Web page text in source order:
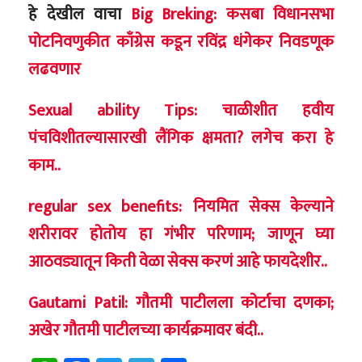
हे देखील वाचा Big Breking: कसबा विधानसभा
पोटनिवणुकीत काँग्रेस कडून रविंद्र धंगेकर निवडणूक
लढवणार
Sexual ability Tips: चाळीशीत हवीय
पंचविशीतल्यासारखी लैंगिक क्षमता? लगेच करा हे
काम..
regular sex benefits: नियमित सेक्स केल्याने
शरीरावर होतोय हा गंभीर परिणाम; जाणून घ्या
आठवड्यातून किती वेळा सेक्स करणं आहे फायदेशीर..
Gautami Patil: गौतमी पाटीलला कोर्टाचा दणका;
अखेर गौतमी पाटीलच्या कार्यक्रमावर बंदी..